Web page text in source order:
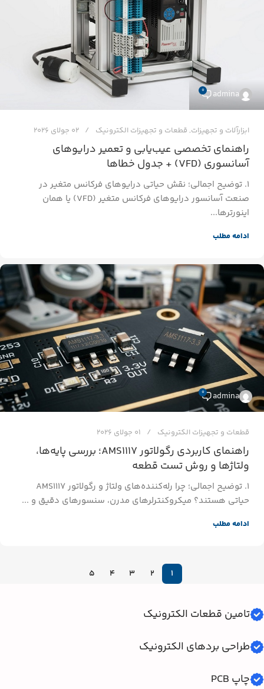
admina
0
ابزارآلات و تجهیزات, قطعات و تجهیزات الکترونیک 02 جولای 2026
راهنمای تخصصی عیب‌یابی و تعمیر درایوهای
آسانسوری (VFD) + جدول خطاها
۱. توضیح اجمالی؛ نقش حیاتی درایوهای فرکانس متغیر در
صنعت آسانسور درایوهای فرکانس متغیر (VFD) یا همان
اینورترها...
ادامه مطلب
admina
0
قطعات و تجهیزات الکترونیک 01 جولای 2026
راهنمای کاربردی رگولاتور AMS1117؛ بررسی پایه‌ها،
ولتاژها و روش تست قطعه
۱. توضیح اجمالی؛ چرا رله‌کننده‌های ولتاژ و رگولاتور AMS1117
حیاتی هستند؟ میکروکنترلرهای مدرن، سنسورهای دقیق و ...
ادامه مطلب
1
2
3
4
5
تامین قطعات الکترونیک
طراحی بردهای الکترونیک
چاپ PCB